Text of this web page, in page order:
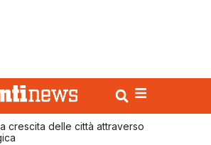
crescita delle città attraverso